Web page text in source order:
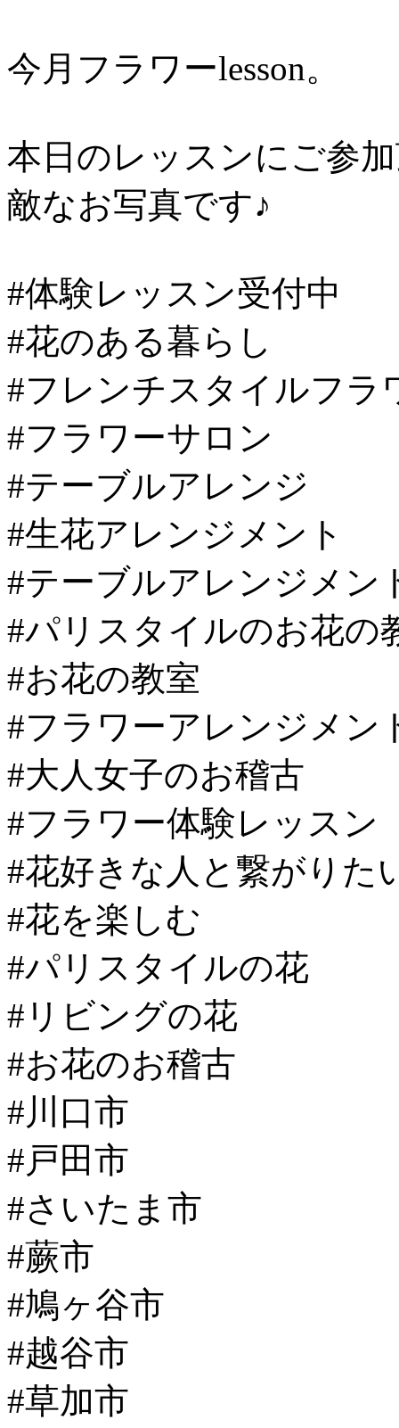
今月フラワーlesson。
本日のレッスンにご参
敵なお写真です♪
#体験レッスン受付中
#花のある暮らし
#フレンチスタイルフラ
#フラワーサロン
#テーブルアレンジ
#生花アレンジメント
#テーブルアレンジメン
#パリスタイルのお花の
#お花の教室
#フラワーアレンジメン
#大人女子のお稽古
#フラワー体験レッスン
#花好きな人と繋がりた
#花を楽しむ
#パリスタイルの花
#リビングの花
#お花のお稽古
#川口市
#戸田市
#さいたま市
#蕨市
#鳩ヶ谷市
#越谷市
#草加市